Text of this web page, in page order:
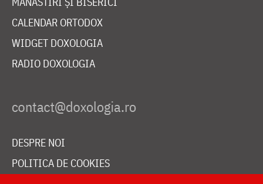
CALENDAR ORTODOX
WIDGET DOXOLOGIA
RADIO DOXOLOGIA
DESPRE NOI
POLITICA DE COOKIES